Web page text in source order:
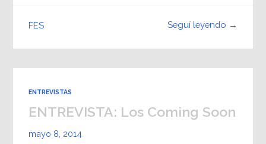
Seguí leyendo →
FES
ENTREVISTAS
ENTREVISTA: Los Coming Soon
mayo 8, 2014